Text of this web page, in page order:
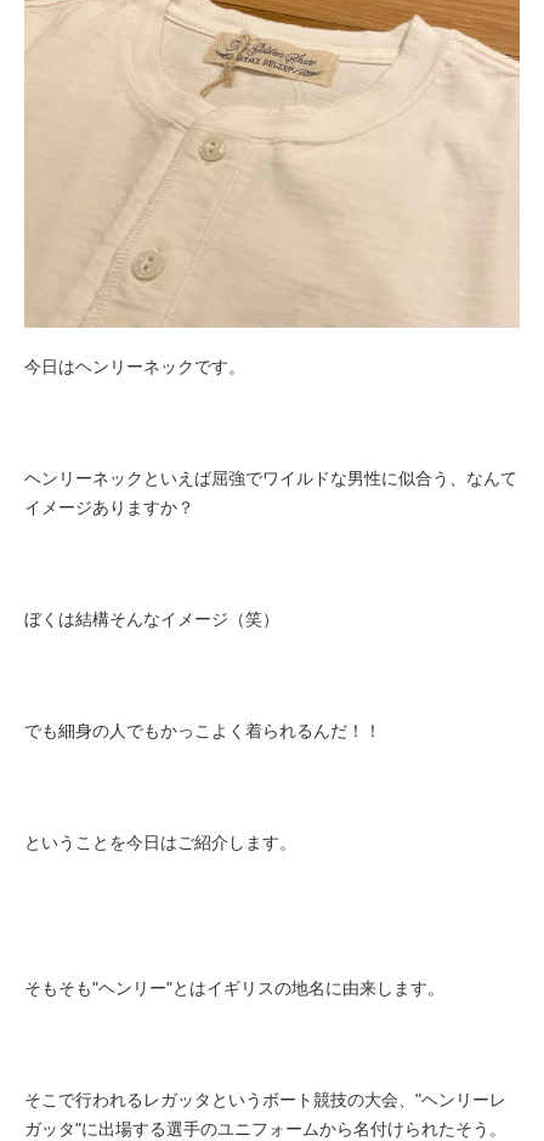
今日はヘンリーネックです。
ヘンリーネックといえば屈強でワイルドな男性に似合う、なんて
イメージありますか？
ぼくは結構そんなイメージ（笑）
でも細身の人でもかっこよく着られるんだ！！
ということを今日はご紹介します。
そもそも"ヘンリー"とはイギリスの地名に由来します。
そこで行われるレガッタというボート競技の大会、"ヘンリーレ
ガッタ"に出場する選手のユニフォームから名付けられたそう。